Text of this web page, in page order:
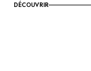
DÉCOUVRIR